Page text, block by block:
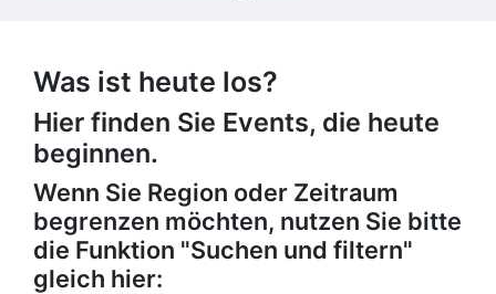
Was ist heute los?
Hier finden Sie Events, die heute
beginnen.
Wenn Sie Region oder Zeitraum
begrenzen möchten, nutzen Sie bitte
die Funktion "Suchen und filtern"
gleich hier: